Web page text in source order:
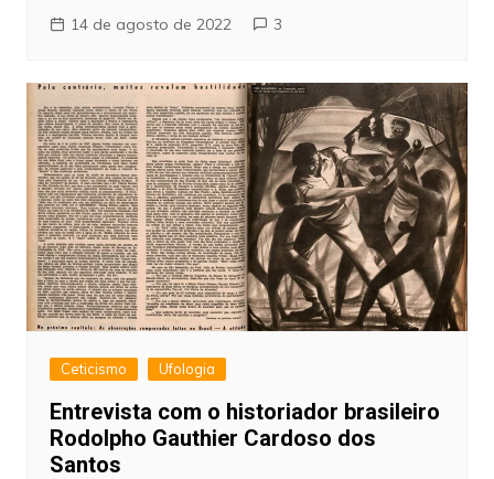
14 de agosto de 2022 3
Ceticismo Ufologia
Entrevista com o historiador brasileiro
Rodolpho Gauthier Cardoso dos
Santos